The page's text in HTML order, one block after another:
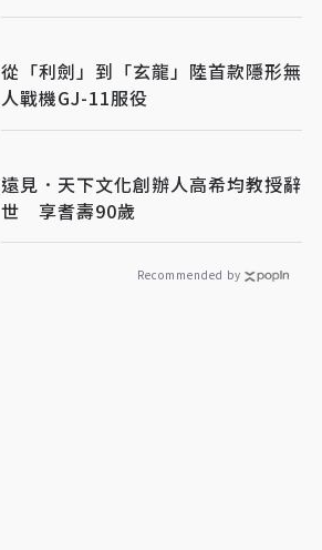
從「利劍」到「玄龍」陸首款隱形無
人戰機GJ-11服役
遠見．天下文化創辦人高希均教授辭
世 享耆壽90歲
Recommended by